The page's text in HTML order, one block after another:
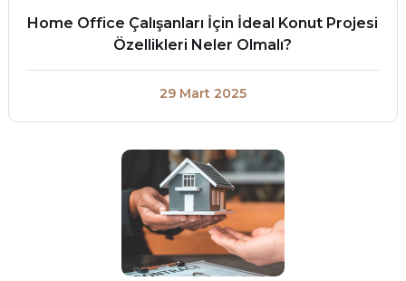
Home Office Çalışanları İçin İdeal Konut Projesi
Özellikleri Neler Olmalı?
29 Mart 2025